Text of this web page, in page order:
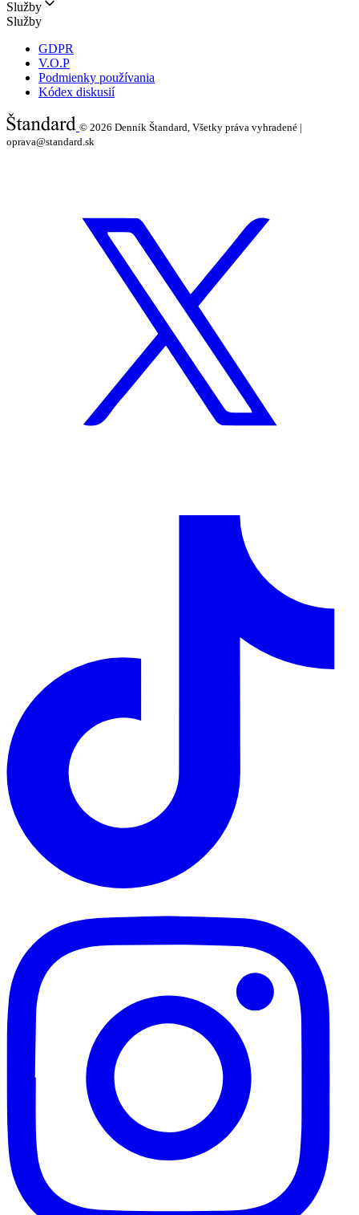
Služby
Služby
GDPR
V.O.P
Podmienky používania
Kódex diskusií
© 2026 Denník Štandard, Všetky práva vyhradené |
oprava@standard.sk